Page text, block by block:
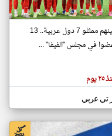
تغيير الدولة
القمر على مدار الساعة
القمر العاجلة والمباشرة
بينهم ممثلو 7 دول عربية.. 13
في مجلس "الفيفا" ...
يوم
تي عربي